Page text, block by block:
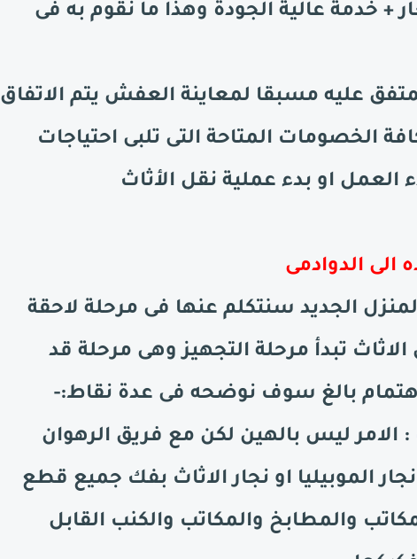
+ خدمة عالية الجودة وهذا ما نقوم به فى
عليه مسبقا لمعاينة العفش يتم الاتفاق
الخصومات المتاحة التى تلبى احتياجات
العمل او بدء عملية نقل الأثاث
الدوادمى
الجديد سنتكلم عنها فى مرحلة لاحقة
تبدأ مرحلة التجهيز وهى مرحلة قد
بالغ سوف نوضحه فى عدة نقاط:-
: الامر ليس بالهين لكن مع فريق الرهوان
الموبيليا او نجار الاثاث بفك جميع قطع
والمطابخ والمكاتب والكنب القابل